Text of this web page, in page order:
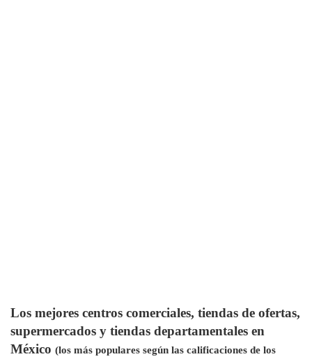
Los mejores centros comerciales, tiendas de ofertas,
supermercados y tiendas departamentales en
México (los más populares según las calificaciones de los